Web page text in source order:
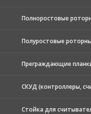
Полноростовые
Полуростовые
Преграждающие
СКУД (контроллеры,
Стойка для